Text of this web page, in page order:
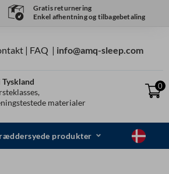
Gratis returnering
Enkel afhentning og tilbagebetaling
| FAQ | info@amq-sleep.com
materialer
0
produkter